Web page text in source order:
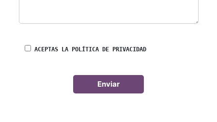
ACEPTAS LA POLÍTICA DE PRIVACIDAD